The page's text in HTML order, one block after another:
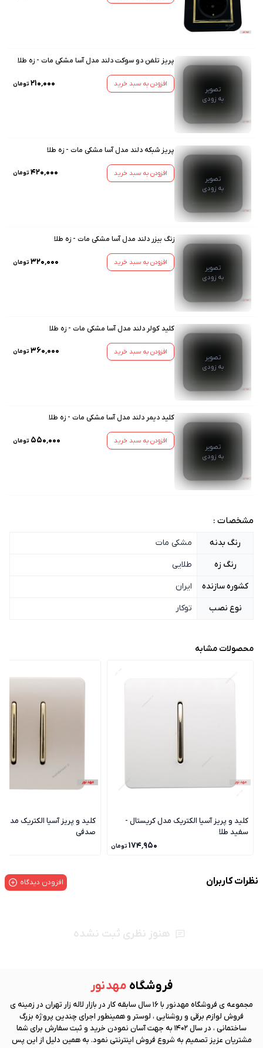
تصویر
به زودی
پریز تلفن دو سوکت دلند مدل آسا مشکی مات - زه طلا
افزودن به سبد خرید ۲۱۰٬۰۰۰ تومان
تصویر
به زودی
پریز شبکه دلند مدل آسا مشکی مات - زه طلا
افزودن به سبد خرید ۴۲۰٬۰۰۰ تومان
تصویر
به زودی
زنگ بیزر دلند مدل آسا مشکی مات - زه طلا
افزودن به سبد خرید ۳۲۰٬۰۰۰ تومان
تصویر
به زودی
کلید کولر دلند مدل آسا مشکی مات - زه طلا
افزودن به سبد خرید ۳۶۰٬۰۰۰ تومان
تصویر
به زودی
کلید دیمر دلند مدل آسا مشکی مات - زه طلا
افزودن به سبد خرید ۵۵۰٬۰۰۰ تومان
مشخصات :
رنگ بدنه
مشکی مات
رنگ زه
طلایی
کشوره سازنده
ایران
نوع نصب
توکار
محصولات مشابه
کلید و پریز آسیا الکتریک مدل کریستال -
سفید طلا
۱۷۴٬۹۵۰ تومان
کلید و پریز آسیا الکتریک مدل
صدفی
نظرات کاربران افزودن دیدگاه
هنوز نظری ثبت نشده
فروشگاه مهد نور
مجموعه ی فروشگاه مهد نور
با 16 سال سابقه کار در بازار لاله زار تهران در زمینه ی
فروش لوازم برقی و روشنایی ، لوستر و همینطور اجرای چندین پروژه بزرگ
ساختمانی ، در سال 1402 به جهت آسان نمودن خرید و ثبت سفارش برای شما
مشتریان عزیز تصمیم به شروع فروش اینترنتی نمود. به همین دلیل از این پس